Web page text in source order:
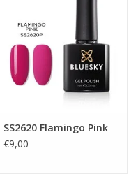
SS2620 Flamingo Pink
€9,00